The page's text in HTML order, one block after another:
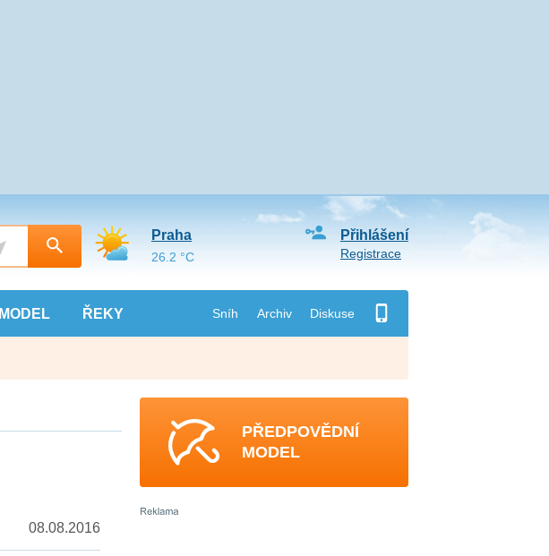
MODEL ŘEKY Sníh Archiv Diskuse
Přihlášení
Registrace
Praha
26.2 °C
08.08.2016
PŘEDPOVĚDNÍ
MODEL